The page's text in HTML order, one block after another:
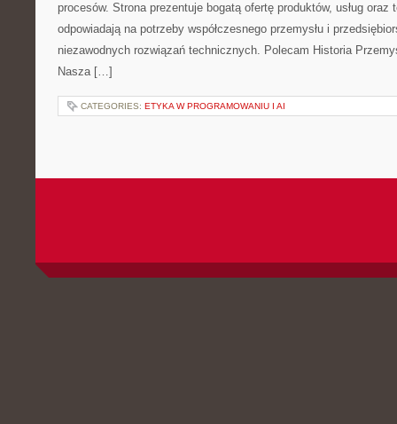
procesów. Strona prezentuje bogatą ofertę produktów, usług oraz
odpowiadają na potrzeby współczesnego przemysłu i
niezawodnych rozwiązań technicznych. Polecam Historia
Nasza […]
CATEGORIES: ETYKA W PROGRAMOWANIU I AI